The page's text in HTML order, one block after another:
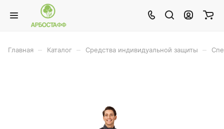
Главная Каталог Средства индивидуальной защиты